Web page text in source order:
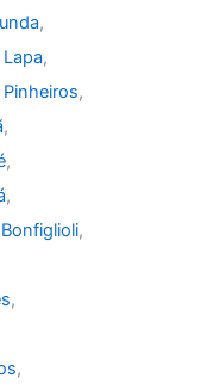
,
,
,
,
,
,
,
,
,